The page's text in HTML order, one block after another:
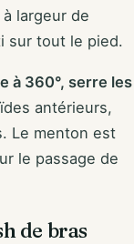
largeur de
sur tout le pied.
à 360°, serre les
antérieurs,
Le menton est
le passage de
de bras